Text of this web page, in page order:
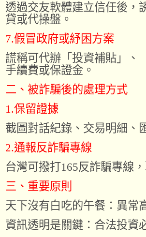
透過交友軟體建立信任後，
貸或代操盤。
7.假冒政府或紓困方案
謊稱可代辦「投資補貼」、
手續費或保證金。
二、被詐騙後的處理方式
1.保留證據
截圖對話紀錄、交易明細、
2.通報反詐騙專線
台灣可撥打165反詐騙專線
三、重要原則
天下沒有白吃的午餐：異常
資訊透明是關鍵：合法投資